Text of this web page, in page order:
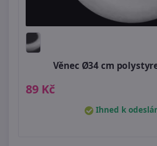
Věnec Ø34 cm
89 Kč
Ihned k